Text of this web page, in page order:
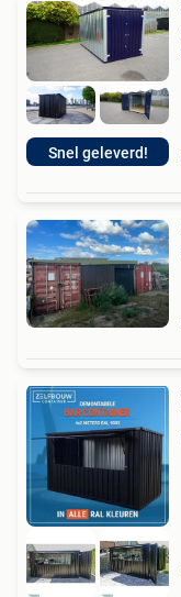
Snel geleverd!